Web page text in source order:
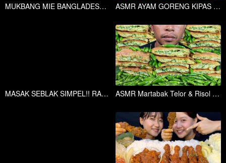
MUKBANG MIE BANGLADESH SIRAM 1 BOTOL SAOS SAMYANG TERPEDAS BANJIR TELOR MELIMPAH ASMR AYAM GORENG KIPAS ||ASMR EATING
MASAK SEBLAK SIMPEL!! RASA NAMPOL!! ASMR Martabak Telor & Risol Pedas Tabur Cabai Rawit